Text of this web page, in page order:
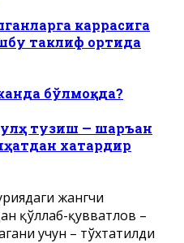
каррасига
таклиф ортида
бўлмоқда?
тузиш — шаръан
хатардир
жангчи
қўллаб-қувватлов –
учун – тўхтатилди